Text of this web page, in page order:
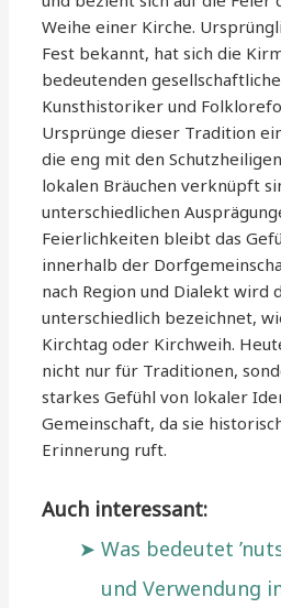
Weihe einer Kirche.
Fest bekannt, hat sich die
bedeutenden
Kunsthistoriker und
Ursprünge dieser Tradition
die eng mit den
lokalen Bräuchen verknüpft
unterschiedlichen
Feierlichkeiten bleibt das
innerhalb der
nach Region und Dialekt wird
unterschiedlich bezeichnet,
Kirchtag oder Kirchweih.
nicht nur für Traditionen,
starkes Gefühl von lokaler
Gemeinschaft, da sie
Erinnerung ruft.
Auch interessant:
Was bedeutet
und Verwendung